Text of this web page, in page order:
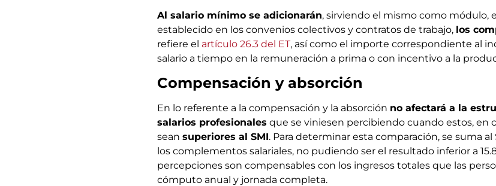
Al salario mínimo se adicionarán, sirviendo el mismo como módulo,
establecido en los convenios colectivos y contratos de trabajo, los
refiere el artículo 26.3 del ET, así como el importe correspondiente al
salario a tiempo en la remuneración a prima o con incentivo a la
Compensación y absorción
En lo referente a la compensación y la absorción no afectará a la
salarios profesionales que se viniesen percibiendo cuando estos, en
sean superiores al SMI. Para determinar esta comparación, se suma
los complementos salariales, no pudiendo ser el resultado inferior a
percepciones son compensables con los ingresos totales que las
cómputo anual y jornada completa.